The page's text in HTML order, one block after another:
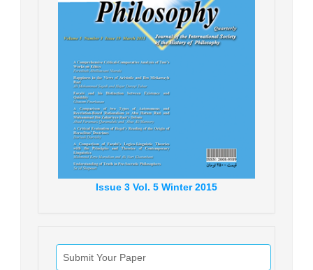
Issue 3 Vol. 5 Winter 2015
Submit Your Paper